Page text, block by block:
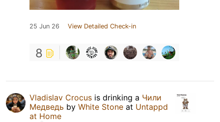
25 Jun 26 View Detailed Check-in
8
Vladislav Crocus is drinking a Чили
Медведь by White Stone at Untappd
at Home